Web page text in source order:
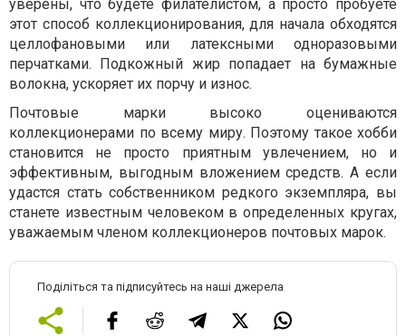
уверены, что будете филателистом, а просто пробуете
этот способ коллекционирования, для начала обходятся
целлофановыми или латексными одноразовыми
перчатками. Подкожный жир попадает на бумажные
волокна, ускоряет их порчу и износ.
Почтовые марки высоко оцениваются
коллекционерами по всему миру. Поэтому такое хобби
становится не просто приятным увлечением, но и
эффективным, выгодным вложением средств. А если
удастся стать собственником редкого экземпляра, вы
станете известным человеком в определенных кругах,
уважаемым членом коллекционеров почтовых марок.
Поділіться та підписуйтесь на наші джерела